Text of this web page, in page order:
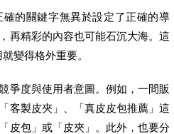
的關鍵字無異於設定了正確的導
再精彩的內容也可能石沉大海。這
變得格外重要。
爭度與使用者意圖。例如，一間販
客製皮夾」、「真皮皮包推薦」這
皮包」或「皮夾」。此外，也要分